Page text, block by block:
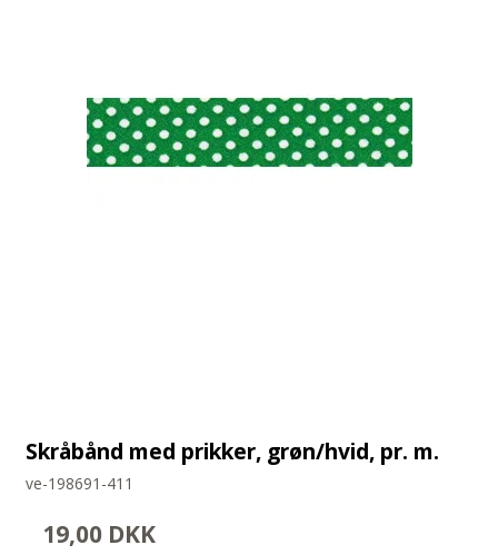
Skråbånd med prikker, grøn/hvid, pr. m.
ve-198691-411
19,00 DKK